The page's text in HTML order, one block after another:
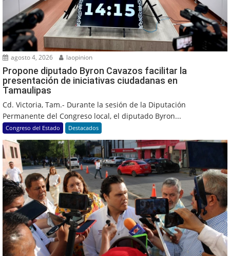
agosto 4, 2026 laopinion
Propone diputado Byron Cavazos facilitar la
presentación de iniciativas ciudadanas en
Tamaulipas
Cd. Victoria, Tam.- Durante la sesión de la Diputación
Permanente del Congreso local, el diputado Byron...
Congreso del Estado Destacados